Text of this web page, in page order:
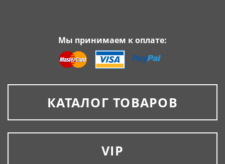
Мы принимаем к оплате:
КАТАЛОГ ТОВАРОВ
VIP